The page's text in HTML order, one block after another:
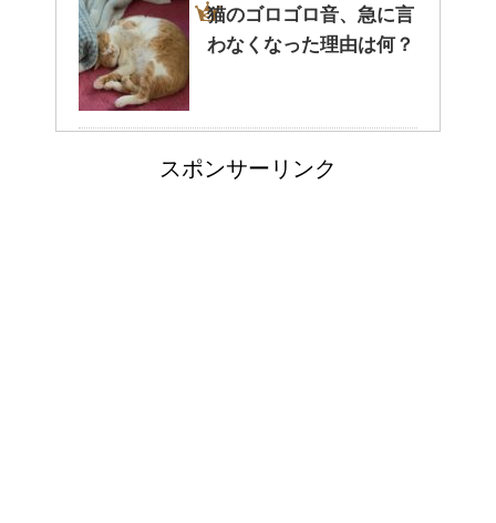
癒しを与えてくれるメダカ。そ
の産卵時期はいつ？
猫のゴロゴロ音、急に言
わなくなった理由は何？
大学の成績の評価での
スポンサーリンク